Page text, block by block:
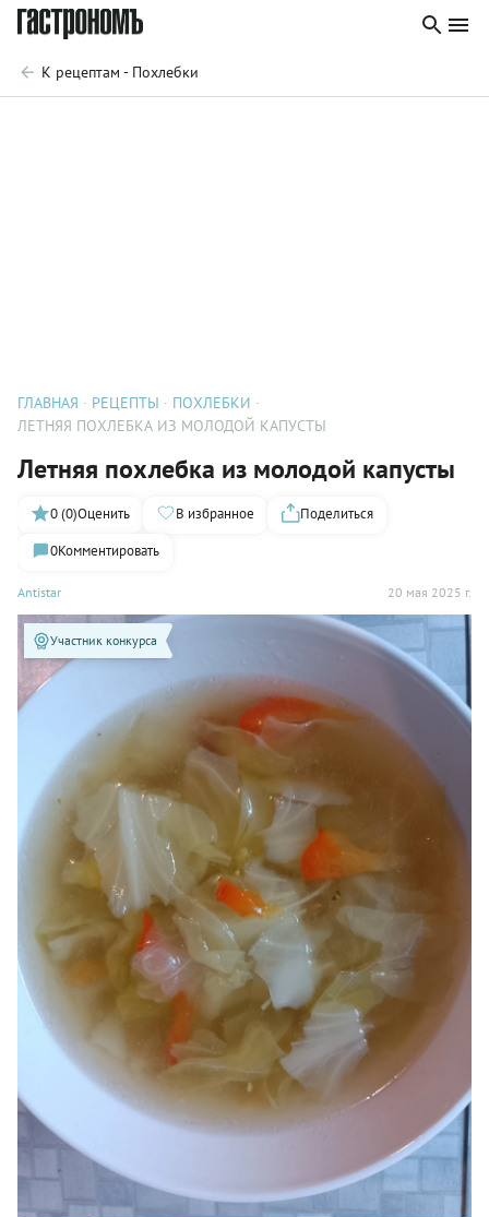
К рецептам - Похлебки
ГЛАВНАЯ РЕЦЕПТЫ
ПОХЛЕБКИ
ЛЕТНЯЯ ПОХЛЕБКА ИЗ МОЛОДОЙ КАПУСТЫ
Летняя похлебка из молодой капусты
Antistar 20 мая 2025 г.
0 (0)Оценить В избранное
Поделиться
0Комментировать
Участник конкурса